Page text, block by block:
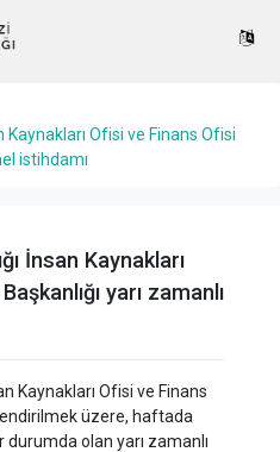
Kaynakları Ofisi ve Finans Ofisi
istihdamı
İnsan Kaynakları
yarı zamanlı
Kaynakları Ofisi ve Finans
üzere, haftada
durumda olan yarı zamanlı